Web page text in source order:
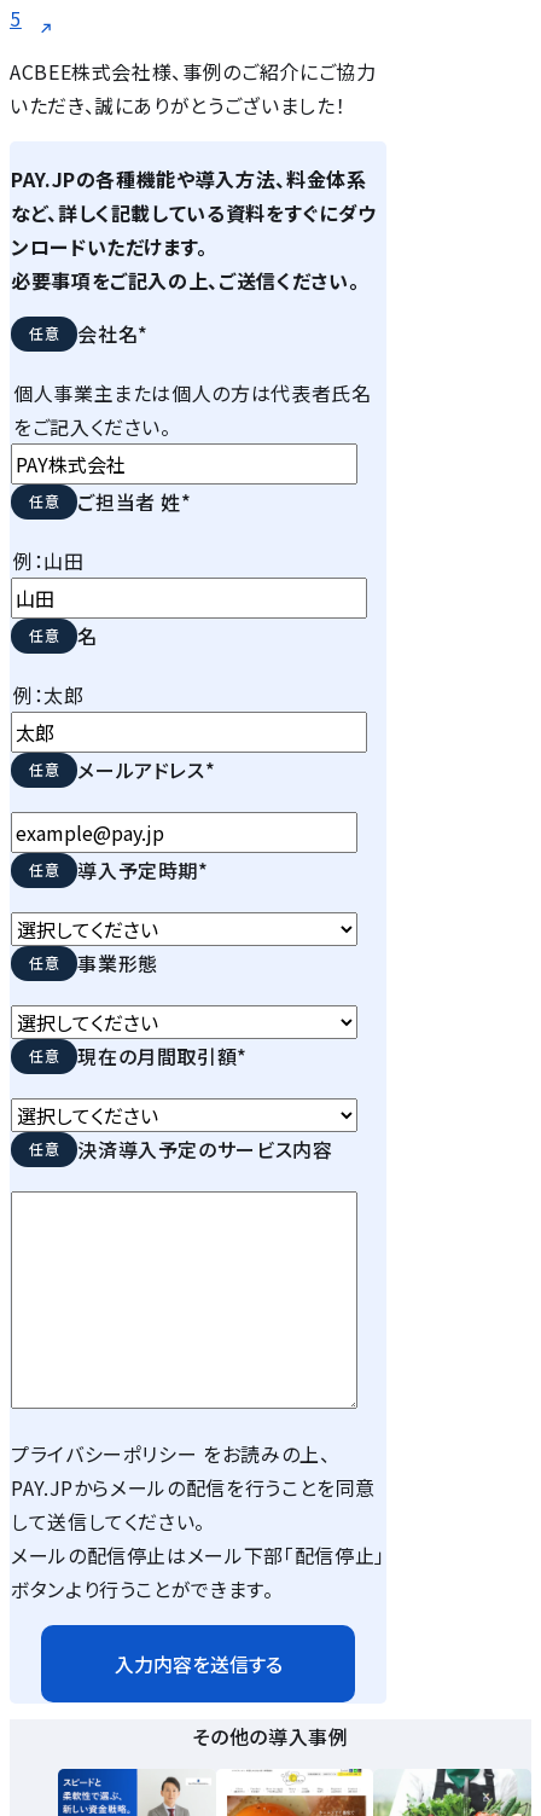
5
ACBEE株式会社様、事例のご紹介にご協力
いただき、誠にありがとうございました！
PAY.JPの各種機能や導入方法、料金体系
など、詳しく記載している資料をすぐにダウ
ンロードいただけます。
必要事項をご記入の上、ご送信ください。
会社名*
個人事業主または個人の方は代表者氏名
をご記入ください。
ご担当者 姓*
例：山田
名
例：太郎
メールアドレス*
導入予定時期*
事業形態
現在の月間取引額*
決済導入予定のサービス内容
プライバシーポリシー をお読みの上、
PAY.JPからメールの配信を行うことを同意
して送信してください。
メールの配信停止はメール下部「配信停止」
ボタンより行うことができます。
その他の導入事例